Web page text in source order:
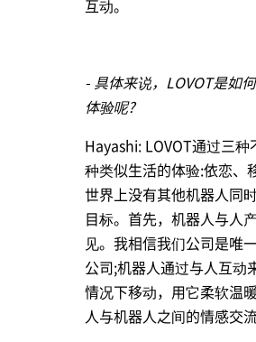
互动。
- 具体来说，LOVOT是如
体验呢?
Hayashi: LOVOT通过三
种类似生活的体验:依恋、
世界上没有其他机器人同
目标。首先，机器人与人
见。我相信我们公司是唯
公司;机器人通过与人互动
情况下移动，用它柔软温
人与机器人之间的情感交流